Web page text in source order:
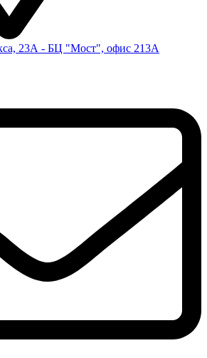
23А - БЦ "Мост", офис 213А